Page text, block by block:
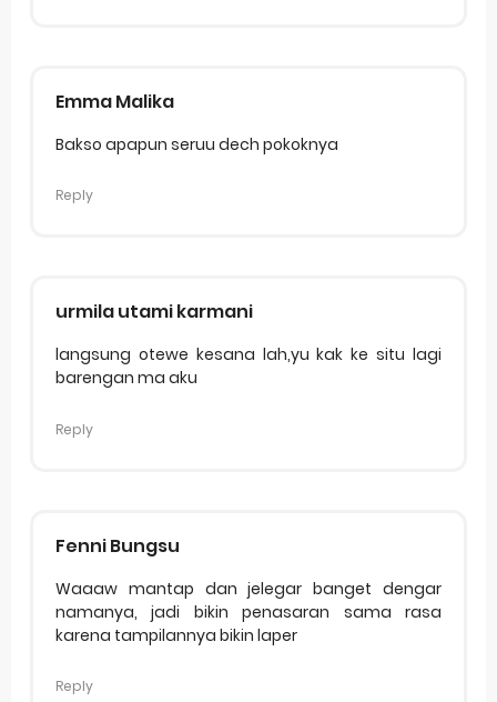
Emma Malika
Bakso apapun seruu dech pokoknya
Reply
urmila utami karmani
langsung otewe kesana lah,yu kak ke situ lagi
barengan ma aku
Reply
Fenni Bungsu
Waaaw mantap dan jelegar banget dengar
namanya, jadi bikin penasaran sama rasa
karena tampilannya bikin laper
Reply